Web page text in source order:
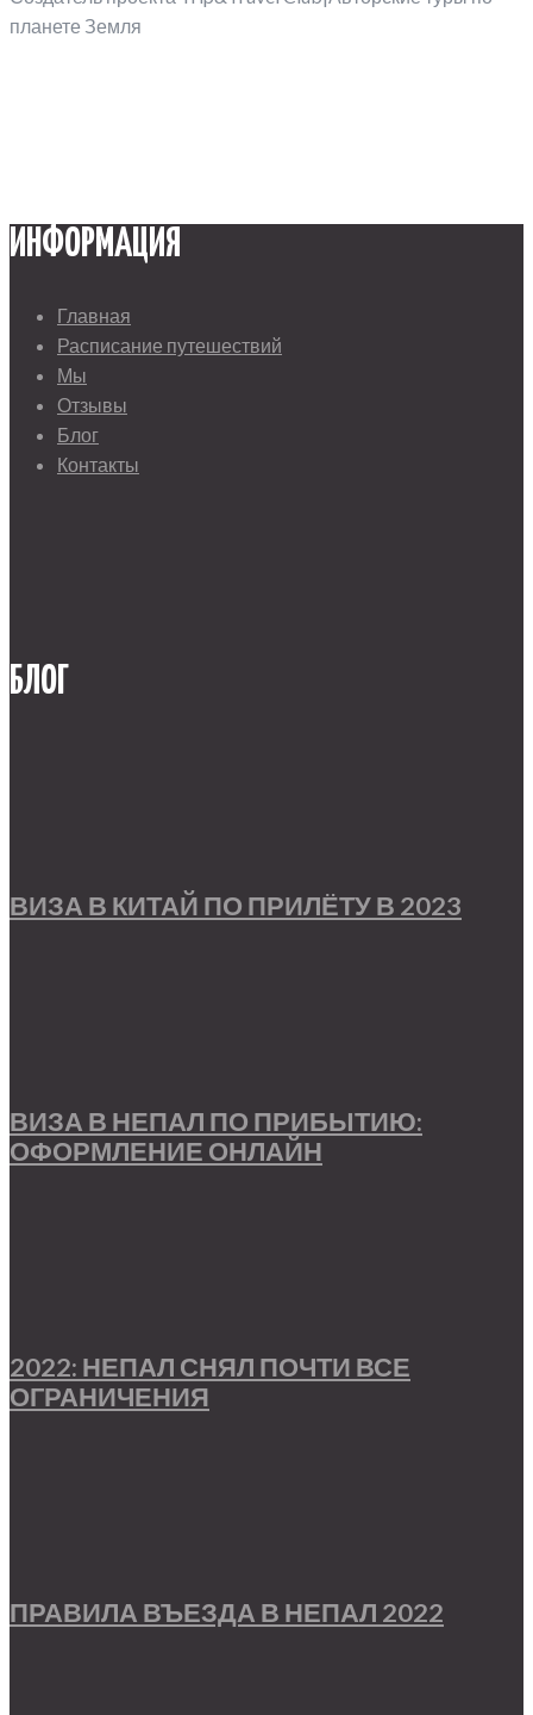
планете Земля
ИНФОРМАЦИЯ
Главная
Расписание путешествий
Мы
Отзывы
Блог
Контакты
БЛОГ
ВИЗА В КИТАЙ ПО ПРИЛЁТУ В 2023
ВИЗА В НЕПАЛ ПО ПРИБЫТИЮ:
ОФОРМЛЕНИЕ ОНЛАЙН
2022: НЕПАЛ СНЯЛ ПОЧТИ ВСЕ
ОГРАНИЧЕНИЯ
ПРАВИЛА ВЪЕЗДА В НЕПАЛ 2022